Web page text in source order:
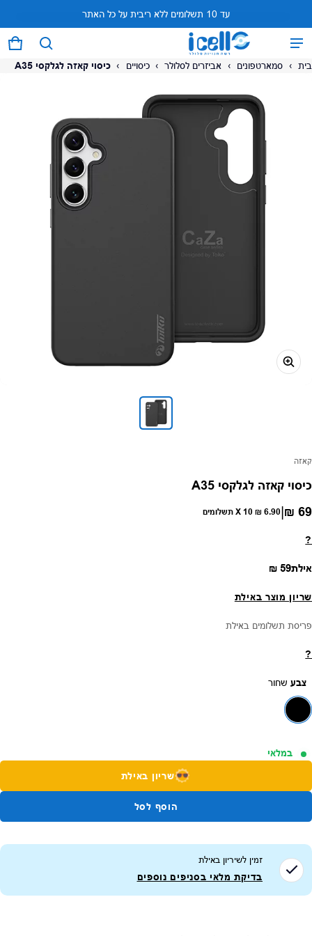
עד 10 תשלומים ללא ריבית על כל האתר
0 פריטים
המוצר נוסף לעגלה
צפה בעגלה (
בית › סמארטפונים › אביזרים לסלולר › כיסויים › כיסוי קאזה לגלקסי A35
ספק:
קאזה
כיסוי קאזה לגלקסי A35
מחיר רגיל
69 ₪
|
6.90 ₪ X 10 תשלומים
?
אילתמחיר רגיל
59 ₪
שריון מוצר באילת
פריסת תשלומים באילת
?
צבע שחור
במלאי
שריון באילת
הוסף לסל
זמין לשיריון באילת
בדיקת מלאי בסניפים נוספים
על המוצר